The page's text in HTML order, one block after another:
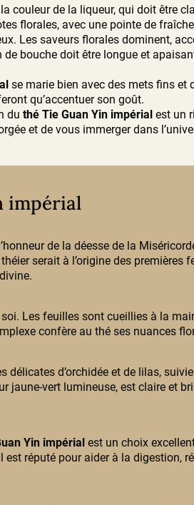
couleur de la liqueur, qui doit être
florales, avec une pointe de
Les saveurs florales dominent,
bouche doit être longue et
se marie bien avec des mets fins et
qu’accentuer son goût.
du thé Tie Guan Yin impérial est un
et de vous immerger dans
impérial
de la déesse de la
serait à l’origine des premières
Les feuilles sont cueillies à la
confère au thé ses nuances
délicates d’orchidée et de lilas,
jaune-vert lumineuse, est claire et
Yin impérial est un choix
réputé pour aider à la digestion,